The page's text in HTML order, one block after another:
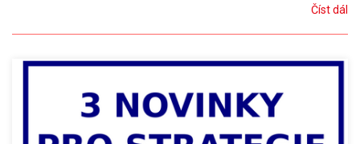
Číst dál